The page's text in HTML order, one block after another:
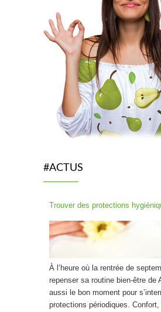
#ACTUS
Trouver des protections
À l’heure où la rentrée de
repenser sa routine bien-être de
aussi le bon moment pour
protections périodiques.